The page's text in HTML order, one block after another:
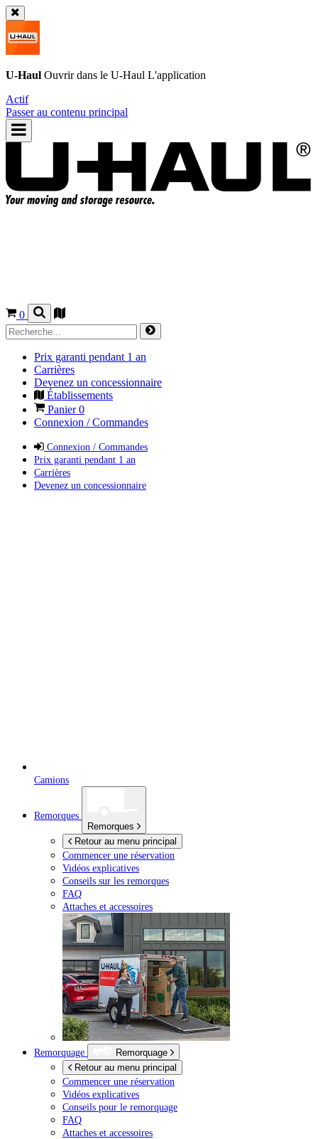
U-Haul Ouvrir dans le U-Haul L'application
Actif
Passer au contenu principal
0
Prix garanti pendant 1 an
Carrières
Devenez un concessionnaire
Établissements
Panier0
Connexion / Commandes
Connexion / Commandes
Prix garanti pendant 1 an
Carrières
Devenez un concessionnaire
Camions
Remorques
Remorques
Retour au menu principal
Commencer une réservation
Vidéos explicatives
Conseils sur les remorques
FAQ
Attaches et accessoires
Remorquage
Remorquage
Retour au menu principal
Commencer une réservation
Vidéos explicatives
Conseils pour le remorquage
FAQ
Attaches et accessoires